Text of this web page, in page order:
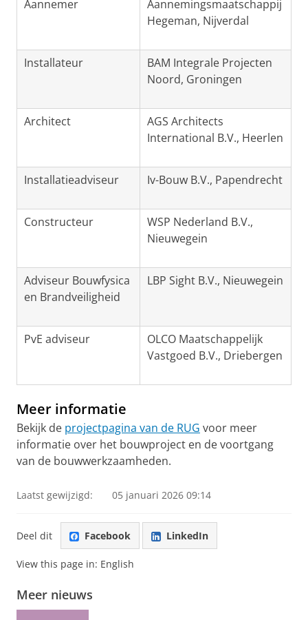
Aannemer
Aannemingsmaatschappij
Hegeman, Nijverdal
Installateur
BAM Integrale Projecten
Noord, Groningen
Architect
AGS Architects
International B.V., Heerlen
Installatieadviseur Iv-Bouw B.V., Papendrecht
Constructeur
WSP Nederland B.V.,
Nieuwegein
Adviseur Bouwfysica
en Brandveiligheid
LBP Sight B.V., Nieuwegein
PvE adviseur
OLCO Maatschappelijk
Vastgoed B.V., Driebergen
Meer informatie
Bekijk de projectpagina van de RUG voor meer
informatie over het bouwproject en de voortgang
van de bouwwerkzaamheden.
Laatst gewijzigd: 05 januari 2026 09:14
Deel dit Facebook LinkedIn
View this page in: English
Meer nieuws